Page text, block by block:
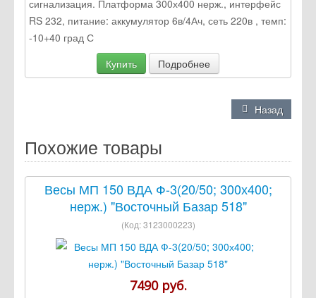
сигнализация. Платформа 300х400 нерж., интерфейс
RS 232, питание: аккумулятор 6в/4Ач, сеть 220в , темп:
-10+40 град С
Купить
Подробнее
Назад
Похожие товары
Весы МП 150 ВДА Ф-3(20/50; 300х400;
нерж.) "Восточный Базар 518"
(Код:3123000223)
7490 руб.